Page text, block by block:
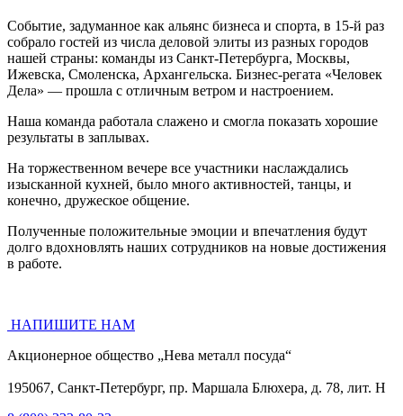
Событие, задуманное как альянс бизнеса и спорта, в 15-й раз
собрало гостей из числа деловой элиты из разных городов
нашей страны: команды из Санкт-Петербурга, Москвы,
Ижевска, Смоленска, Архангельска. Бизнес-регата «Человек
Дела» — прошла с отличным ветром и настроением.
Наша команда работала слажено и смогла показать хорошие
результаты в заплывах.
На торжественном вечере все участники наслаждались
изысканной кухней, было много активностей, танцы, и
конечно, дружеское общение.
Полученные положительные эмоции и впечатления будут
долго вдохновлять наших сотрудников на новые достижения
в работе.
НАПИШИТЕ НАМ
Акционерное общество „Нева металл посуда“
195067, Санкт-Петербург, пр. Маршала Блюхера, д. 78, лит. Н